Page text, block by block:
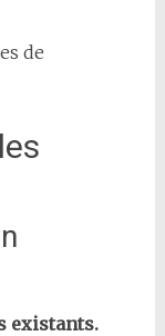
de
existants.